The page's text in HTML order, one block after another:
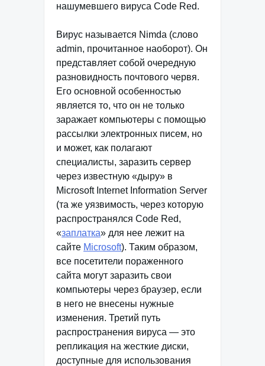
нашумевшего вируса Code Red.
Вирус называется Nimda (слово
admin, прочитанное наоборот). Он
представляет собой очередную
разновидность почтового червя.
Его основной особенностью
является то, что он не только
заражает компьютеры с помощью
рассылки электронных писем, но
и может, как полагают
специалисты, заразить сервер
через известную «дыру» в
Microsoft Internet Information Server
(та же уязвимость, через которую
распространялся Code Red,
«заплатка» для нее лежит на
сайте Microsoft). Таким образом,
все посетители пораженного
сайта могут заразить свои
компьютеры через браузер, если
в него не внесены нужные
изменения. Третий путь
распространения вируса — это
репликация на жесткие диски,
доступные для использования